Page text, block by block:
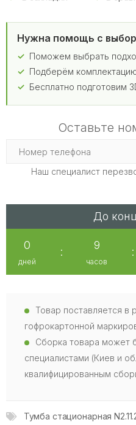
Нужна помощь с
Поможем выбрать
Подберём
Бесплатно подготовим
Оставьте
Наш специалист
До
0
дней
:
9
часов
:
Товар поставляется в
гофрокартонной
Сборка товара может
специалистами (Киев и
квалифицированным
Тумба стационарная